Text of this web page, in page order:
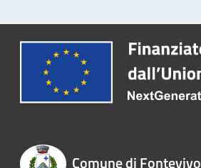
Comune di Fontevivo